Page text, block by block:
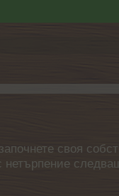
своя
нетърпение